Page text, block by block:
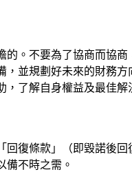
。不要為了協商而協商
並規劃好未來的財務方
了解自身權益及最佳解
復條款」（即毀諾後回
備不時之需。